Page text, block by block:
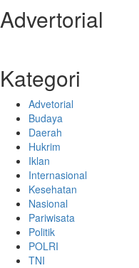
Advertorial
Kategori
Advetorial
Budaya
Daerah
Hukrim
Iklan
Internasional
Kesehatan
Nasional
Pariwisata
Politik
POLRI
TNI